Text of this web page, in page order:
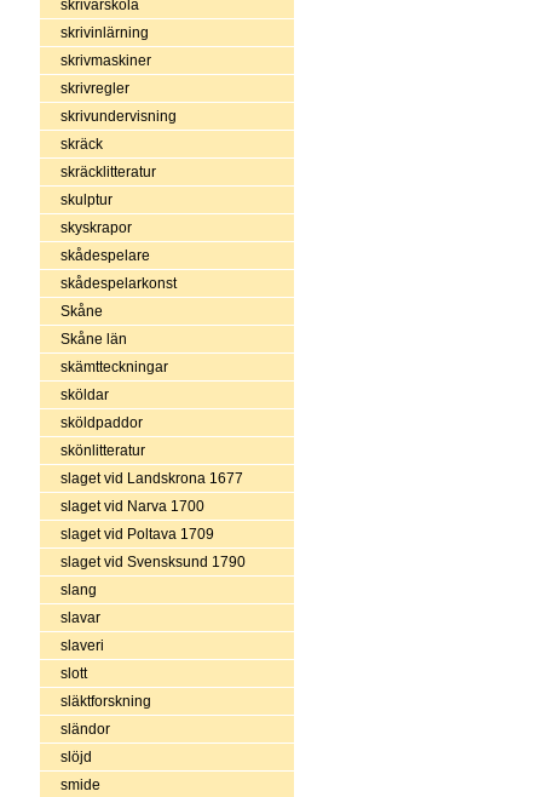
skrivarskola
skrivinlärning
skrivmaskiner
skrivregler
skrivundervisning
skräck
skräcklitteratur
skulptur
skyskrapor
skådespelare
skådespelarkonst
Skåne
Skåne län
skämtteckningar
sköldar
sköldpaddor
skönlitteratur
slaget vid Landskrona 1677
slaget vid Narva 1700
slaget vid Poltava 1709
slaget vid Svensksund 1790
slang
slavar
slaveri
slott
släktforskning
sländor
slöjd
smide